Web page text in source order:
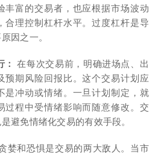
丰富的交易者，也应根据市场波动
合理控制杠杆水平。过度杠杆是导
因之一。
在每次交易前，明确进场点、出
预期风险回报比。这个交易计划应
是冲动或情绪。一旦计划制定，就
过程中受情绪影响而随意修改。交
避免情绪化交易的有效手段。
婪和恐惧是交易的两大敌人。当市